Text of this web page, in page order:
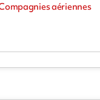
aériennes